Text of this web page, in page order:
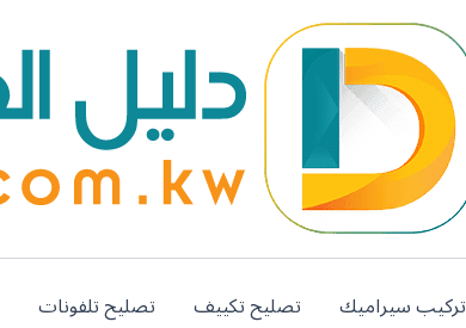
تركيب سيراميك تصليح تكييف تصليح تلفونات